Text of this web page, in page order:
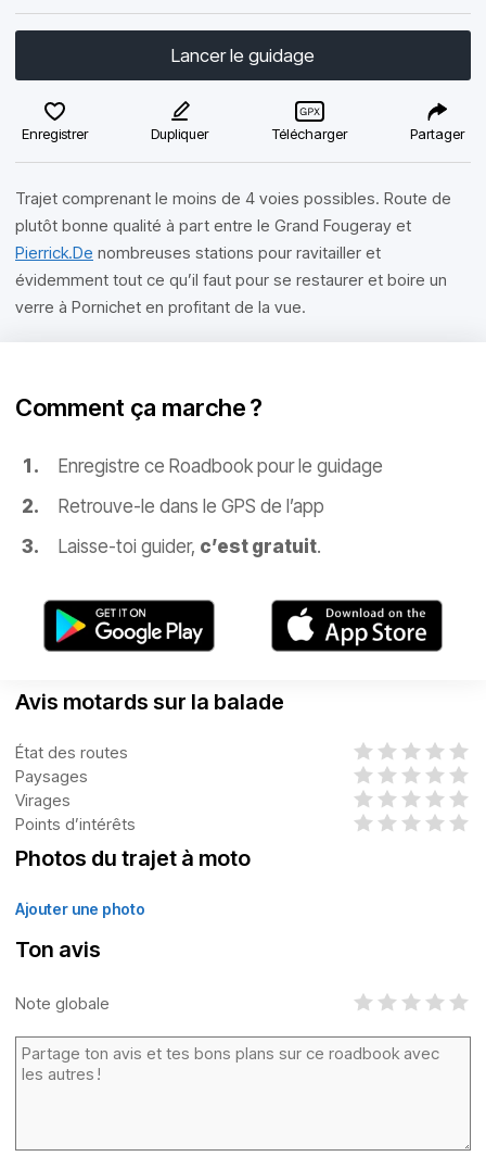
Lancer le guidage
Enregistrer Dupliquer Télécharger Partager
Trajet comprenant le moins de 4 voies possibles. Route de
plutôt bonne qualité à part entre le Grand Fougeray et
Pierrick.De nombreuses stations pour ravitailler et
évidemment tout ce qu’il faut pour se restaurer et boire un
verre à Pornichet en profitant de la vue.
Comment ça marche ?
Enregistre ce Roadbook pour le guidage
Retrouve-le dans le GPS de l’app
Laisse-toi guider, c’est gratuit.
Avis motards sur la balade
État des routes
Paysages
Virages
Points d’intérêts
Photos du trajet à moto
Ajouter une photo
Ton avis
Note globale